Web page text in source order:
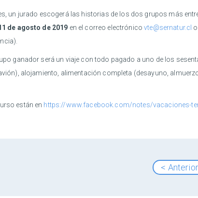
un jurado escogerá las historias de los dos grupos más
de agosto de 2019 en el correo electrónicovte@sernatur.cl
ganador será un viaje con todo pagado a uno de los
alojamiento, alimentación completa (desayuno,
están en https://www.facebook.com/notes/vacaciones-
< Anterior